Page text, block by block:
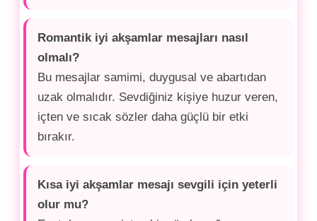
Romantik iyi akşamlar mesajları nasıl
olmalı?
Bu mesajlar samimi, duygusal ve abartıdan
uzak olmalıdır. Sevdiğiniz kişiye huzur veren,
içten ve sıcak sözler daha güçlü bir etki
bırakır.
Kısa iyi akşamlar mesajı sevgili için yeterli
olur mu?